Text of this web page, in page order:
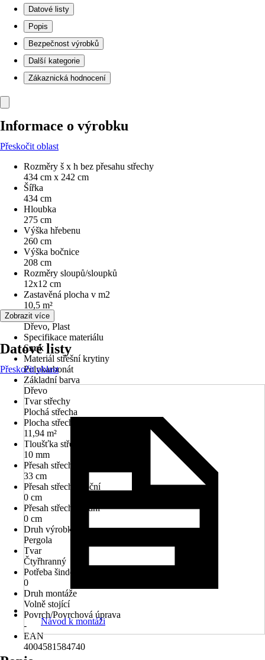
Datové listy
Popis
Bezpečnost výrobků
Další kategorie
Zákaznická hodnocení
Informace o výrobku
Přeskočit oblast
Rozměry š x h bez přesahu střechy
434 cm x 242 cm
Šířka
434 cm
Hloubka
275 cm
Výška hřebenu
260 cm
Výška bočnice
208 cm
Rozměry sloupů/sloupků
12x12 cm
Zastavěná plocha v m2
10,5 m²
Materiál
Dřevo, Plast
Specifikace materiálu
Smrk
Materiál střešní krytiny
Polykarbonát
Základní barva
Dřevo
Tvar střechy
Plochá střecha
Plocha střechy
11,94 m²
Tloušťka střechy
10 mm
Přesah střechy přední
33 cm
Přesah střechy boční
0 cm
Přesah střechy zadní
0 cm
Druh výrobku
Pergola
Tvar
Čtyřhranný
Potřeba šindelů v m²
0
Druh montáže
Volně stojící
Povrch/Povrchová úprava
-
EAN
4004581584740
Zobrazit více
Datové listy
Přeskočit oblast
Návod k montáži